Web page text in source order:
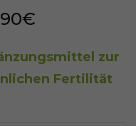
zur
Fertilität